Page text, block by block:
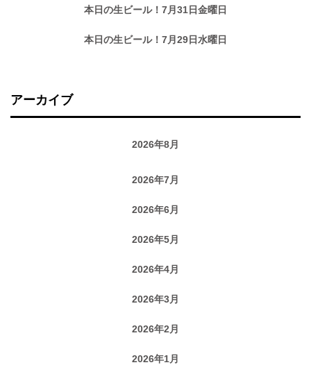
本日の生ビール！7月31日金曜日
本日の生ビール！7月29日水曜日
アーカイブ
2026年8月
2026年7月
2026年6月
2026年5月
2026年4月
2026年3月
2026年2月
2026年1月